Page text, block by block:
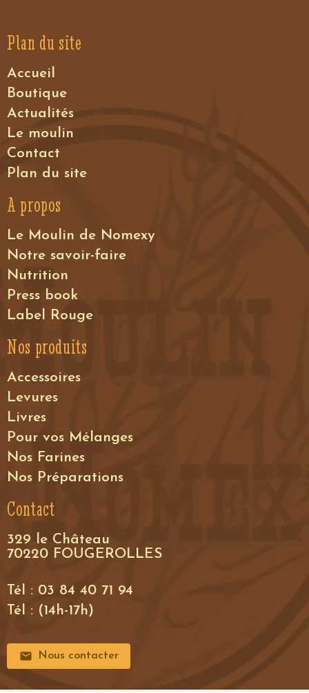
Plan du site
Accueil
Boutique
Actualités
Le moulin
Contact
Plan du site
A propos
Le Moulin de Nomexy
Notre savoir-faire
Nutrition
Press book
Label Rouge
Nos produits
Accessoires
Levures
Livres
Pour vos Mélanges
Nos Farines
Nos Préparations
Contact
329 le Château
70220 FOUGEROLLES
Tél : 03 84 40 71 94
Tél : (14h-17h)
Nous contacter